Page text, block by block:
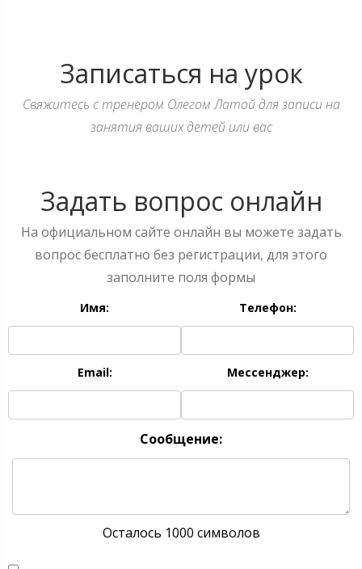
Записаться на урок
Свяжитесь с тренером Олегом Латой для записи на
занятия ваших детей или вас
Задать вопрос онлайн
На официальном сайте онлайн вы можете задать
вопрос бесплатно без регистрации, для этого
заполните поля формы
Имя: Телефон:
Email: Мессенджер:
Сообщение:
Осталось 1000 символов